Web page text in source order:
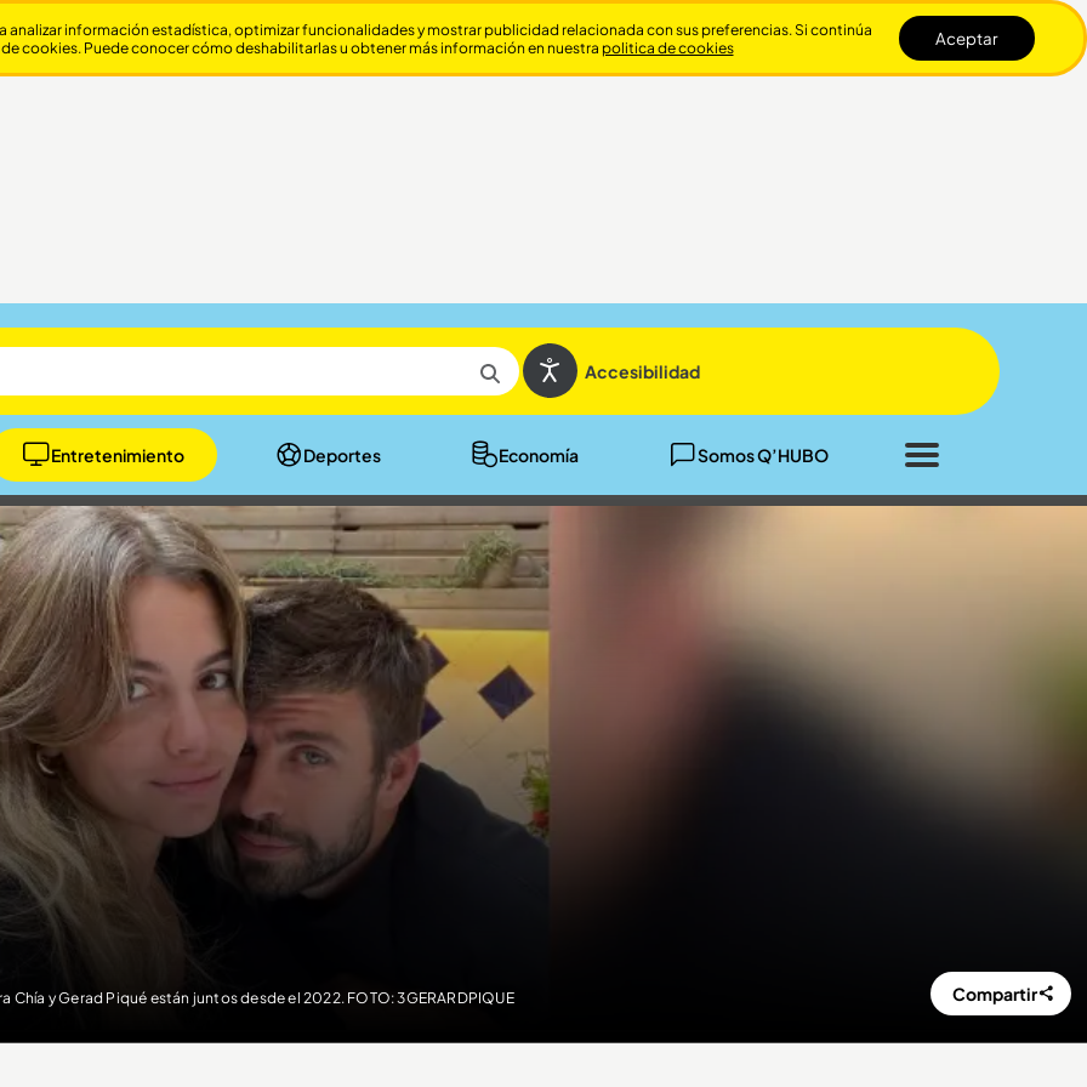
Accesibilidad
Entretenimiento Deportes Economía Somos Q’HUBO
Cerrar
Chía y Gerad Piqué están juntos desde el 2022. FOTO: 3GERARDPIQUE Compartir
información estadística, optimizar funcionalidades y mostrar publicidad relacionada con sus preferencias. Si continúa
cookies. Puede conocer cómo deshabilitarlas u obtener más información en nuestra politica de cookies Aceptar